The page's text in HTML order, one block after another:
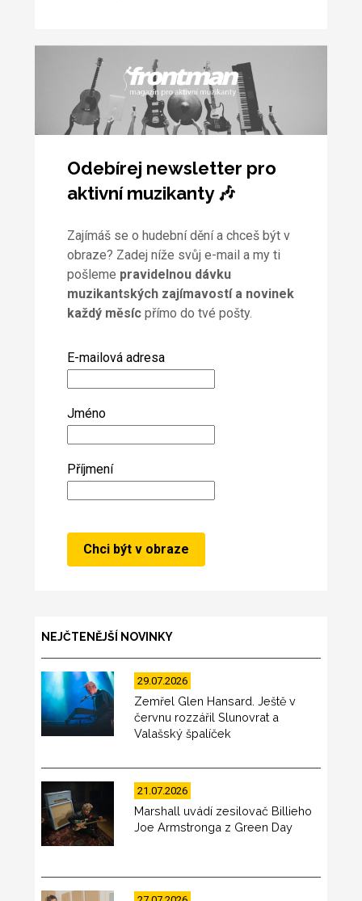
Odebírej newsletter pro
aktivní muzikanty 🎶
Zajímáš se o hudební dění a chceš být v
obraze? Zadej níže svůj e-mail a my ti
pošleme pravidelnou dávku
muzikantských zajímavostí a novinek
každý měsícpřímo do tvé pošty.
E-mailová adresa
Jméno
Příjmení
NEJČTENĚJŠÍ NOVINKY
29.07.2026
Zemřel Glen Hansard. Ještě v
červnu rozzářil Slunovrat a
Valašský špalíček
21.07.2026
Marshall uvádí zesilovač Billieho
Joe Armstronga z Green Day